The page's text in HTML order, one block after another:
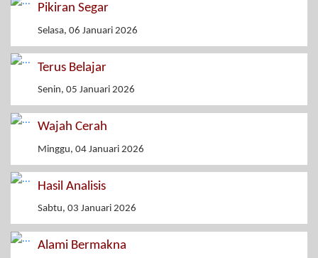
Pikiran Segar
Selasa, 06 Januari 2026
Terus Belajar
Senin, 05 Januari 2026
Wajah Cerah
Minggu, 04 Januari 2026
Hasil Analisis
Sabtu, 03 Januari 2026
Alami Bermakna